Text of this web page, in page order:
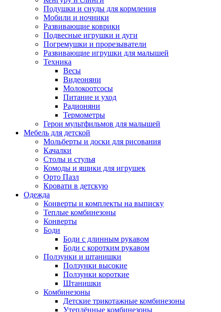
Подушки и снуды для кормления
Мобили и ночники
Развивающие коврики
Подвесные игрушки и дуги
Погремушки и прорезыватели
Развивающие игрушки для малышей
Техника
Весы
Видеоняни
Молокоотсосы
Питание и уход
Радионяни
Термометры
Герои мультфильмов для малышей
Мебель для детской
Мольберты и доски для рисования
Качалки
Столы и стулья
Комоды и ящики для игрушек
Орто Пазл
Кровати в детскую
Одежда
Конверты и комплекты на выписку
Теплые комбинезоны
Конверты
Боди
Боди с длинным рукавом
Боди с коротким рукавом
Ползунки и штанишки
Ползунки высокие
Ползунки короткие
Штанишки
Комбинезоны
Детские трикотажные комбинезоны
Утеплённые комбинезоны